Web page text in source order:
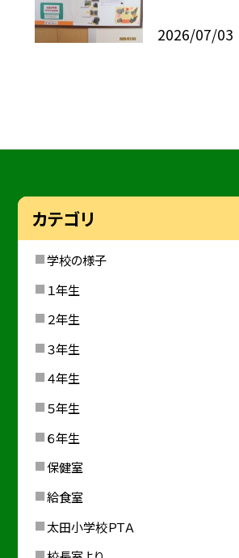
2026/07/03
カテゴリ
学校の様子
１年生
２年生
３年生
４年生
５年生
６年生
保健室
給食室
太田小学校ＰＴＡ